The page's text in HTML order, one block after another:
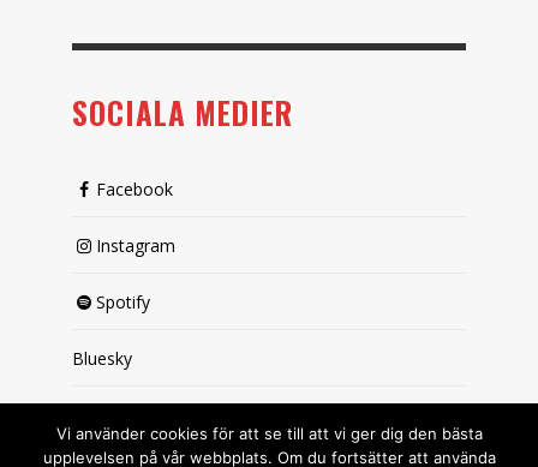
SOCIALA MEDIER
Facebook
Instagram
Spotify
Bluesky
Vi använder cookies för att se till att vi ger dig den bästa
upplevelsen på vår webbplats. Om du fortsätter att använda